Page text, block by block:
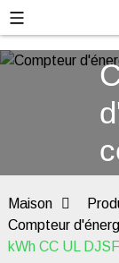
Maison
Compteur
kWh CC UL